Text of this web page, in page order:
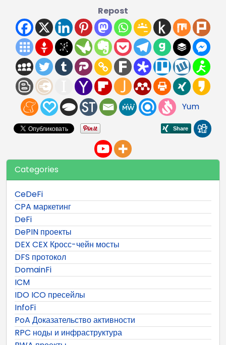
Repost
Yum
Categories
CeDeFi
CPA маркетинг
DeFi
DePIN проекты
DEX CEX Кросс-чейн мосты
DFS протокол
DomainFi
ICM
IDO ICO пресейлы
InfoFi
PoA Доказательство активности
RPC ноды и инфраструктура